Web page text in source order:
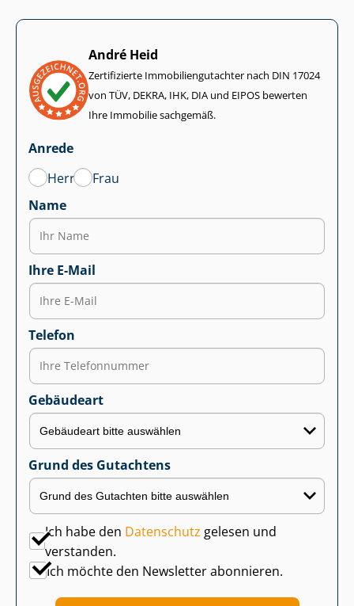
André Heid
Zertifizierte Im­mo­bi­li­en­gut­ach­ter nach DIN 17024
von TÜV, DEKRA, IHK, DIA und EIPOS bewerten
Ihre Immobilie sachgemäß.
Anrede
Herr
Frau
Name
Ihre E-Mail
Telefon
Gebäudeart
Grund des Gutachtens
Ich habe den Datenschutz gelesen und
verstanden.
Ich möchte den Newsletter abonnieren.